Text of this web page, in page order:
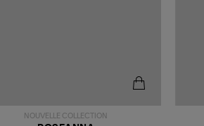
NOUVELLE COLLECTION